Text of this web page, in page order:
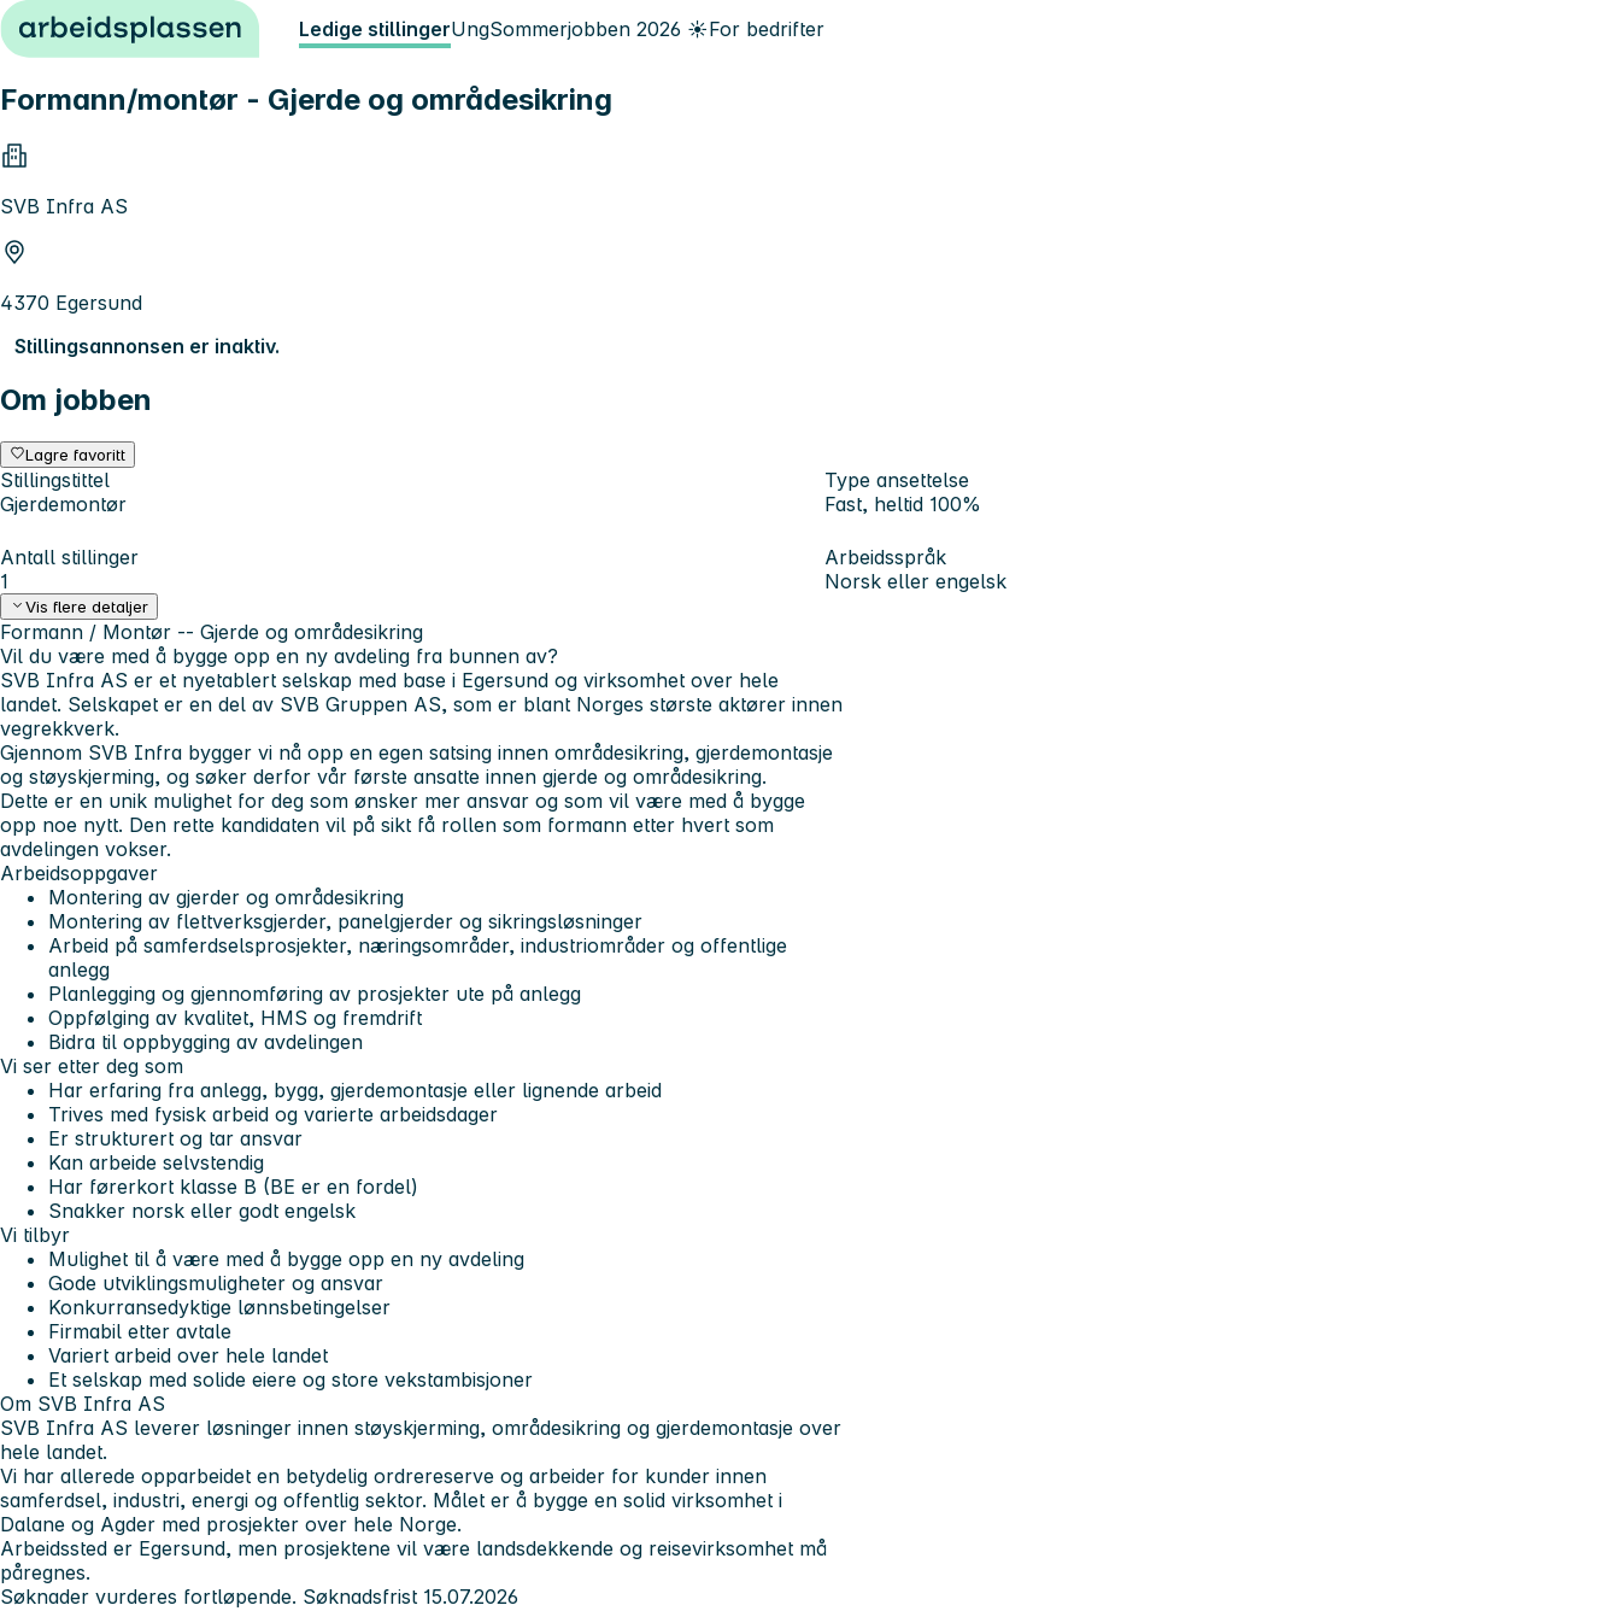
Hopp til innhold Ledige stillingerUngSommerjobben 2026 ☀️For bedrifter
Formann/montør - Gjerde og områdesikring
SVB Infra AS
4370 Egersund
Stillingsannonsen er inaktiv.
Om jobben
Lagre favoritt
Stillingstittel
Gjerdemontør
Type ansettelse
Fast, heltid 100%
Antall stillinger
1
Arbeidsspråk
Norsk eller engelsk
Vis flere detaljer
Formann / Montør -- Gjerde og områdesikring
Vil du være med å bygge opp en ny avdeling fra bunnen av?
SVB Infra AS er et nyetablert selskap med base i Egersund og virksomhet over hele
landet. Selskapet er en del av SVB Gruppen AS, som er blant Norges største aktører innen
vegrekkverk.
Gjennom SVB Infra bygger vi nå opp en egen satsing innen områdesikring, gjerdemontasje
og støyskjerming, og søker derfor vår første ansatte innen gjerde og områdesikring.
Dette er en unik mulighet for deg som ønsker mer ansvar og som vil være med å bygge
opp noe nytt. Den rette kandidaten vil på sikt få rollen som formann etter hvert som
avdelingen vokser.
Arbeidsoppgaver
Montering av gjerder og områdesikring
Montering av flettverksgjerder, panelgjerder og sikringsløsninger
Arbeid på samferdselsprosjekter, næringsområder, industriområder og offentlige
anlegg
Planlegging og gjennomføring av prosjekter ute på anlegg
Oppfølging av kvalitet, HMS og fremdrift
Bidra til oppbygging av avdelingen
Vi ser etter deg som
Har erfaring fra anlegg, bygg, gjerdemontasje eller lignende arbeid
Trives med fysisk arbeid og varierte arbeidsdager
Er strukturert og tar ansvar
Kan arbeide selvstendig
Har førerkort klasse B (BE er en fordel)
Snakker norsk eller godt engelsk
Vi tilbyr
Mulighet til å være med å bygge opp en ny avdeling
Gode utviklingsmuligheter og ansvar
Konkurransedyktige lønnsbetingelser
Firmabil etter avtale
Variert arbeid over hele landet
Et selskap med solide eiere og store vekstambisjoner
Om SVB Infra AS
SVB Infra AS leverer løsninger innen støyskjerming, områdesikring og gjerdemontasje over
hele landet.
Vi har allerede opparbeidet en betydelig ordrereserve og arbeider for kunder innen
samferdsel, industri, energi og offentlig sektor. Målet er å bygge en solid virksomhet i
Dalane og Agder med prosjekter over hele Norge.
Arbeidssted er Egersund, men prosjektene vil være landsdekkende og reisevirksomhet må
påregnes.
Søknader vurderes fortløpende. Søknadsfrist 15.07.2026